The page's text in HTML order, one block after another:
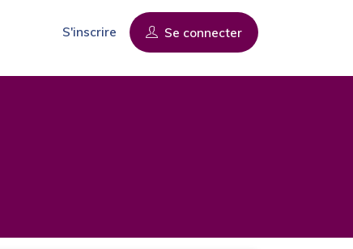
S'inscrire Se connecter